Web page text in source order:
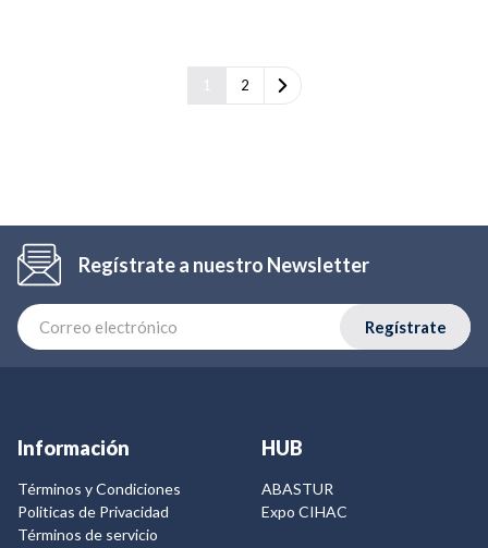
2
Regístrate a nuestro Newsletter
Regístrate
Información
Términos y Condiciones
Politicas de Privacidad
Términos de servicio
HUB
ABASTUR
Expo CIHAC